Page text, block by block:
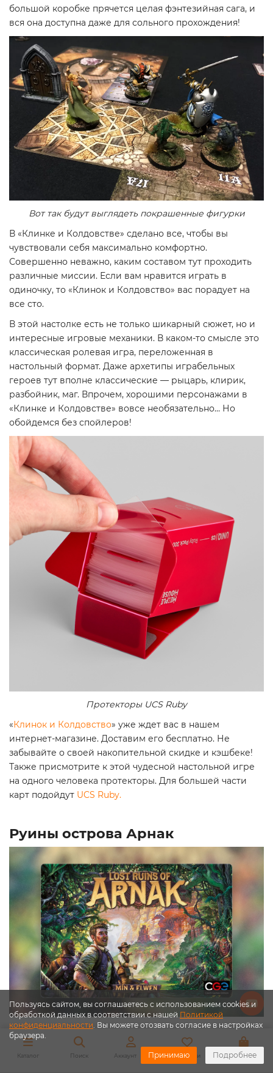
большой коробке прячется целая фэнтезийная сага, и
вся она доступна даже для сольного прохождения!
Вот так будут выглядеть покрашенные фигурки
В «Клинке и Колдовстве» сделано все, чтобы вы
чувствовали себя максимально комфортно.
Совершенно неважно, каким составом тут проходить
различные миссии. Если вам нравится играть в
одиночку, то «Клинок и Колдовство» вас порадует на
все сто.
В этой настолке есть не только шикарный сюжет, но и
интересные игровые механики. В каком-то смысле это
классическая ролевая игра, переложенная в
настольный формат. Даже архетипы играбельных
героев тут вполне классические — рыцарь, клирик,
разбойник, маг. Впрочем, хорошими персонажами в
«Клинке и Колдовстве» вовсе необязательно… Но
обойдемся без спойлеров!
Протекторы UCS Ruby
«Клинок и Колдовство» уже ждет вас в нашем
интернет-магазине. Доставим его бесплатно. Не
забывайте о своей накопительной скидке и кэшбеке!
Также присмотрите к этой чудесной настольной игре
на одного человека протекторы. Для большей части
карт подойдут UCS Ruby.
Руины острова Арнак
На этом острове придется не только радоваться
редким археологическим находкам, но и старательно
Пользуясь сайтом, вы соглашаетесь с использованием cookies и
обработкой данных в соответствии с нашейПолитикой
конфиденциальности. Вы можете отозвать согласие в настройках
браузера.
Принимаю Подробнее
Каталог Поиск Аккаунт Закладки Корзина